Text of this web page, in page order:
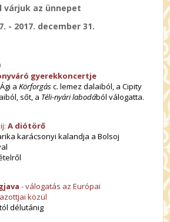
az ünnepet
- 2017. december 31.
gyerekkoncertje
aKörforgásc. lemez dalaiból, a Cipity
sőt, a Téli-nyári labodából válogatta.
A diótörő
karácsonyi kalandja a Bolsoj
- válogatás az Európai
közül
délutánig